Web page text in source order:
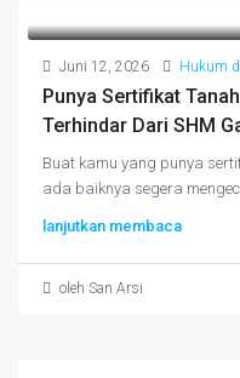
Juni 12, 2026 Hukum
Punya Sertifikat
Terhindar Dari SHM
Buat kamu yang punya
ada baiknya segera
lanjutkan membaca
oleh San Arsi